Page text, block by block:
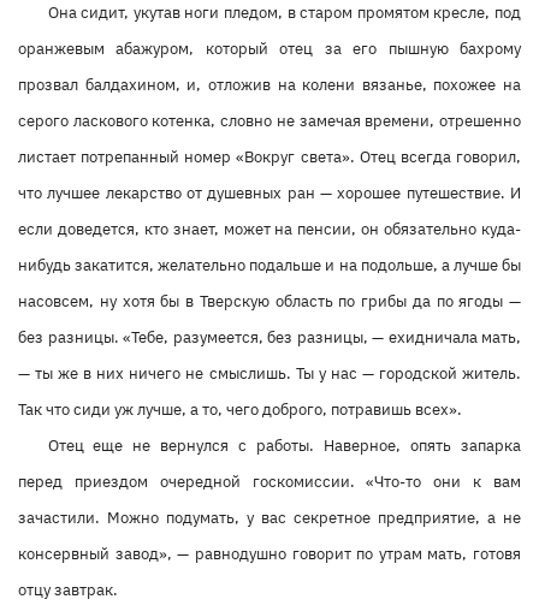
Она сидит, укутав ноги пледом, в старом промятом кресле, под
оранжевым абажуром, который отец за его пышную бахрому
прозвал балдахином, и, отложив на колени вязанье, похожее на
серого ласкового котенка, словно не замечая времени, отрешенно
листает потрепанный номер «Вокруг света». Отец всегда говорил,
что лучшее лекарство от душевных ран — хорошее путешествие. И
если доведется, кто знает, может на пенсии, он обязательно куда-
нибудь закатится, желательно подальше и на подольше, а лучше бы
насовсем, ну хотя бы в Тверскую область по грибы да по ягоды —
без разницы. «Тебе, разумеется, без разницы, — ехидничала мать,
— ты же в них ничего не смыслишь. Ты у нас — городской житель.
Так что сиди уж лучше, а то, чего доброго, потравишь всех».
Отец еще не вернулся с работы. Наверное, опять запарка
перед приездом очередной госкомиссии. «Что-то они к вам
зачастили. Можно подумать, у вас секретное предприятие, а не
консервный завод», — равнодушно говорит по утрам мать, готовя
отцу завтрак.